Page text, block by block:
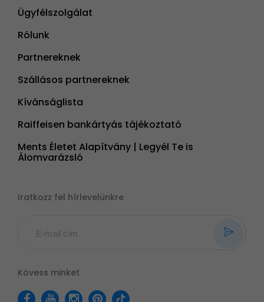
Ügyfélszolgálat
Rólunk
Partnereknek
Szállásos partnereknek
Kívánságlista
Raiffeisen bankártyás tájékoztató
Ments Életet Alapítvány | Legyél Te is
Álomvarázsló
Iratkozz fel hírlevelünkre
Kövess minket